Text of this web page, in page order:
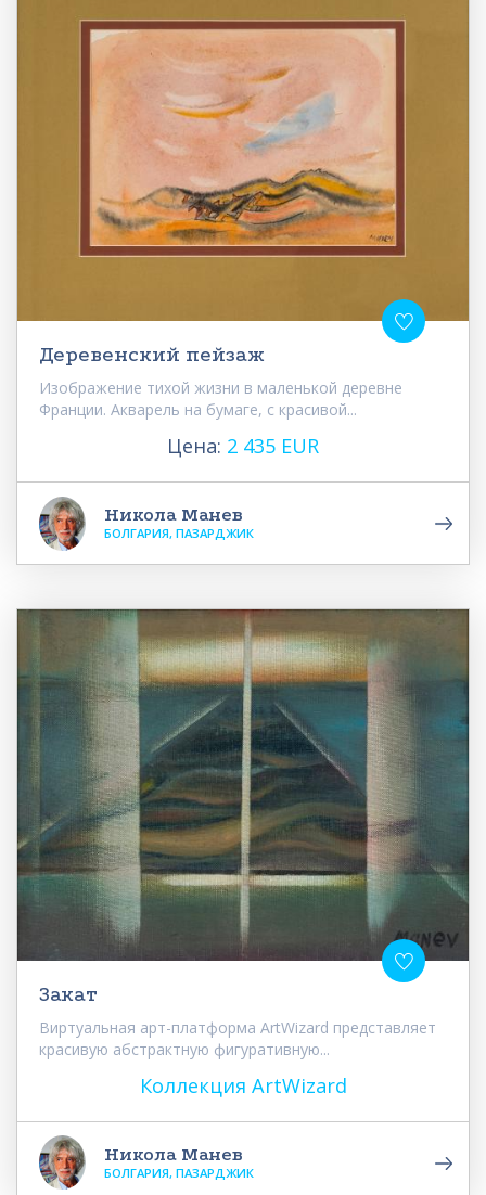
Деревенский пейзаж
Изображение тихой жизни в маленькой деревне
Франции. Акварель на бумаге, с красивой...
Цена: 2 435 EUR
Никола Манев
БОЛГАРИЯ, ПАЗАРДЖИК
Закат
Виртуальная арт-платформа ArtWizard представляет
красивую абстрактную фигуративную...
Коллекция ArtWizard
Никола Манев
БОЛГАРИЯ, ПАЗАРДЖИК